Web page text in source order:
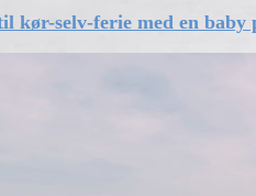
kør-selv-ferie med en baby